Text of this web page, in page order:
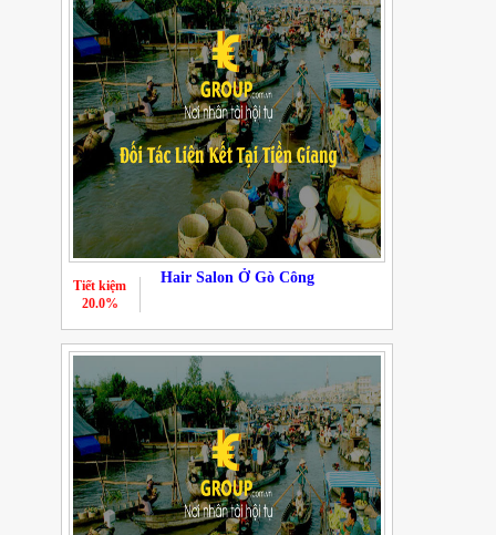
Hair Salon Ở Gò Công
Tiết kiệm
20.0%